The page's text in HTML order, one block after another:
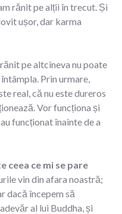
rănit pe alții în trecut. Și
ușor, dar karma
pe altcineva nu poate
Prin urmare,
real, că nu este dureros
Vor funcționa și
funcționat înainte de a
ceea ce mi se pare
vin din afara noastră;
dacă începem să
al lui Buddha, și